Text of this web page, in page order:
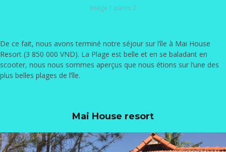
Image 1 parmi 2
De ce fait, nous avons terminé notre séjour sur l’île à Mai House
Resort (3 850 000 VND). La Plage est belle et en se baladant en
scooter, nous nous sommes aperçus que nous étions sur l’une des
plus belles plages de l’île.
Mai House resort